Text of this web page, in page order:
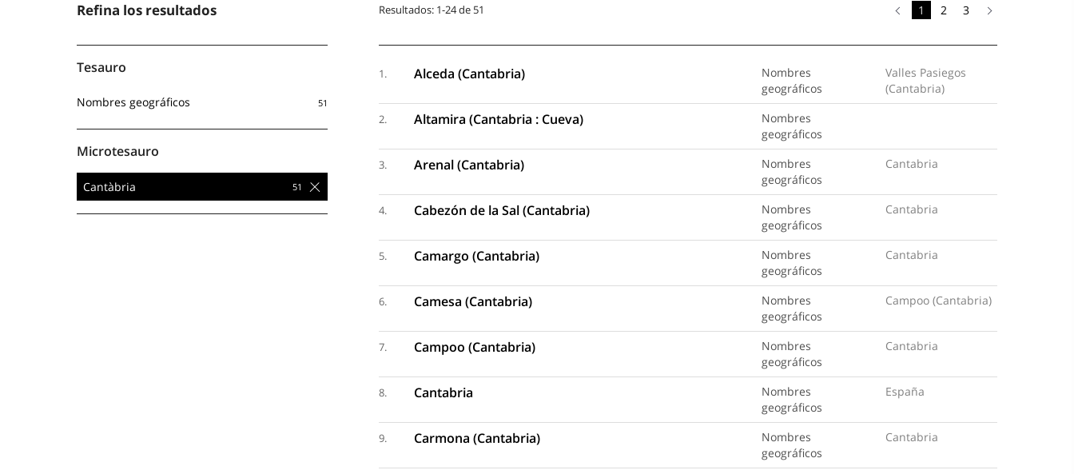
Refina los resultados
Tesauro
Nombres geográficos
Microtesauro
Cantàbria
Resultados: 1-24 de 51 1 2 3
1. Alceda (Cantabria)
Nombres
geográficos
Valles Pasiegos
(Cantabria)
2. Altamira (Cantabria : Cueva)
Nombres
geográficos
3. Arenal (Cantabria)
Nombres
geográficos
Cantabria
4. Cabezón de la Sal (Cantabria)
Nombres
geográficos
Cantabria
5. Camargo (Cantabria)
Nombres
geográficos
Cantabria
6. Camesa (Cantabria)
Nombres
geográficos
Campoo (Cantabria)
7. Campoo (Cantabria)
Nombres
geográficos
Cantabria
8. Cantabria
Nombres
geográficos
España
9. Carmona (Cantabria)
Nombres
geográficos
Cantabria